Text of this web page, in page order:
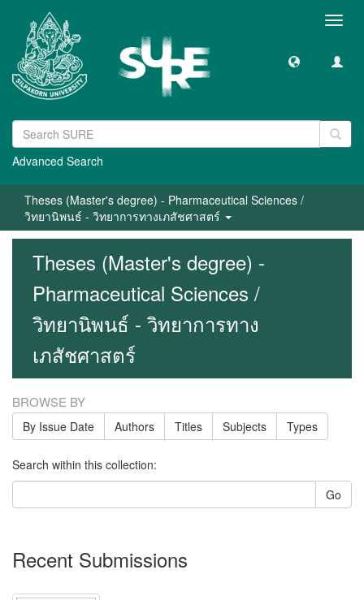
Advanced Search
Theses (Master's degree) - Pharmaceutical Sciences /
วิทยานิพนธ์ - วิทยาการทางเภสัชศาสตร์
Theses (Master's degree) -
Pharmaceutical Sciences /
วิทยานิพนธ์ - วิทยาการทาง
เภสัชศาสตร์
BROWSE BY
By Issue Date Authors Titles Subjects Types
Search within this collection:
Go
Recent Submissions